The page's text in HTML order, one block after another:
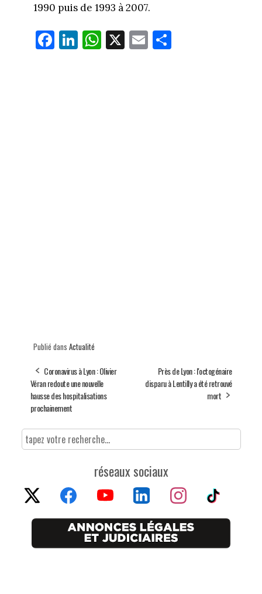
1990 puis de 1993 à 2007.
Fa
ce
Li
nk
W
ha
X E
m
Pa
rt
Publié dans Actualité
Coronavirus à Lyon : Olivier
Véran redoute une nouvelle
hausse des hospitalisations
prochainement
Près de Lyon : l'octogénaire
disparu à Lentilly a été retrouvé
mort
réseaux sociaux